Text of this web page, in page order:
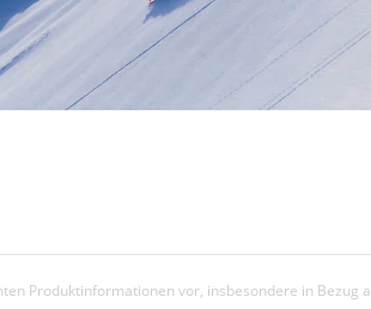
Produktinformationen vor, insbesondere in Bezug